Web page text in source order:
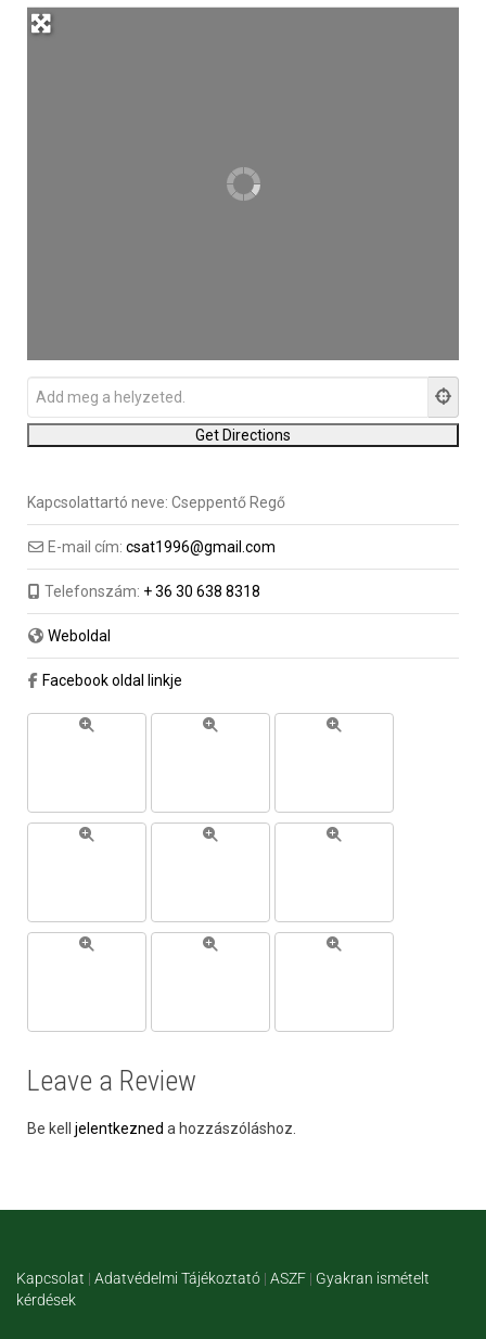
Kapcsolattartó neve:Cseppentő Regő
E-mail cím: csat1996@gmail.com
Telefonszám: + 36 30 638 8318
Weboldal
Facebook oldal linkje
Leave a Review
Be kell jelentkezned a hozzászóláshoz.
Kapcsolat | Adatvédelmi Tájékoztató | ASZF | Gyakran ismételt
kérdések